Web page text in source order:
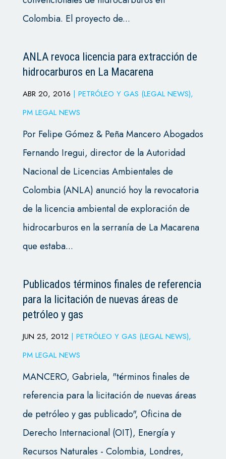
Colombia. El proyecto de...
ANLA revoca licencia para extracción de
hidrocarburos en La Macarena
ABR 20, 2016 | PETRÓLEO Y GAS (LEGAL NEWS),
PM LEGAL NEWS
Por Felipe Gómez & Peña Mancero Abogados
Fernando Iregui, director de la Autoridad
Nacional de Licencias Ambientales de
Colombia (ANLA) anunció hoy la revocatoria
de la licencia ambiental de exploración de
hidrocarburos en la serranía de La Macarena
que estaba...
Publicados términos finales de referencia
para la licitación de nuevas áreas de
petróleo y gas
JUN 25, 2012 | PETRÓLEO Y GAS (LEGAL NEWS),
PM LEGAL NEWS
MANCERO, Gabriela, "términos finales de
referencia para la licitación de nuevas áreas
de petróleo y gas publicado", Oficina de
Derecho Internacional (OIT), Energía y
Recursos Naturales - Colombia, Londres,